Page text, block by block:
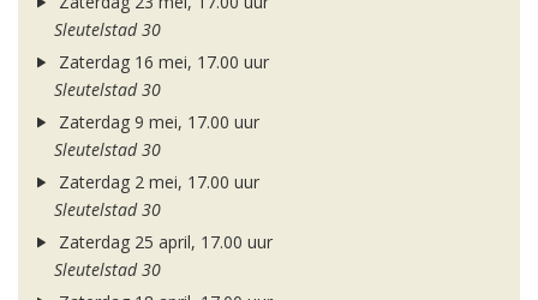
Sleutelstad 30
Zaterdag 16 mei, 17.00 uur
Sleutelstad 30
Zaterdag 9 mei, 17.00 uur
Sleutelstad 30
Zaterdag 2 mei, 17.00 uur
Sleutelstad 30
Zaterdag 25 april, 17.00 uur
Sleutelstad 30